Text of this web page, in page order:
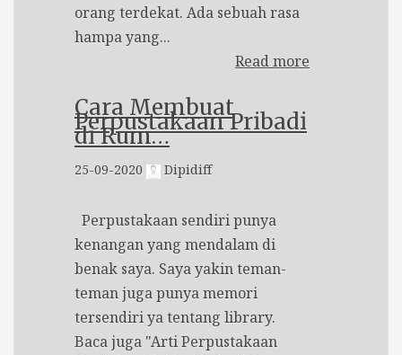
orang terdekat. Ada sebuah rasa
hampa yang...
Read more
Cara Membuat
Perpustakaan Pribadi
di Rum…
25-09-2020 Dipidiff
Perpustakaan sendiri punya
kenangan yang mendalam di
benak saya. Saya yakin teman-
teman juga punya memori
tersendiri ya tentang library.
Baca juga "Arti Perpustakaan